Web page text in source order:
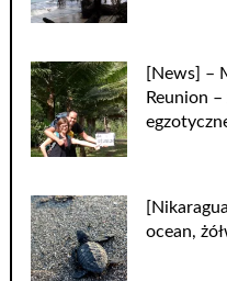
[News] –
Reunion
ocean,